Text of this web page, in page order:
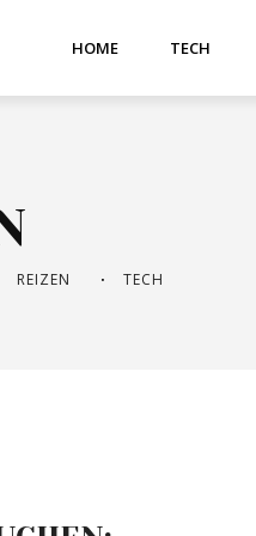
HOME TECH
REIZEN TECH